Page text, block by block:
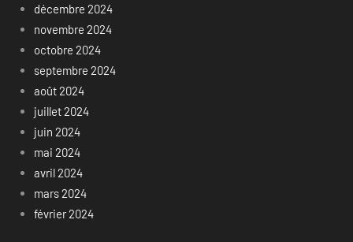
décembre 2024
novembre 2024
octobre 2024
septembre 2024
août 2024
juillet 2024
juin 2024
mai 2024
avril 2024
mars 2024
février 2024